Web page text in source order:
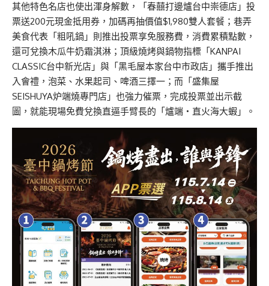
其他特色名店也使出渾身解數，「春囍打邊爐台中崇德店」投
票送200元現金抵用券，加碼再抽價值$1,980雙人套餐；巷弄
美食代表「粗吼鍋」則推出投票享免服務費，消費累積點數，
還可兌換木瓜牛奶霜淇淋；頂級燒烤與鍋物指標「KANPAI
CLASSIC台中新光店」與「黑毛屋本家台中市政店」攜手推出
入會禮，泡菜、水果起司、啤酒三擇一；而「盛集屋
SEISHUYA炉端燒專門店」也強力催票，完成投票並出示截
圖，就能現場免費兌換直逼手臂長的「爐端・直火海大蝦」。